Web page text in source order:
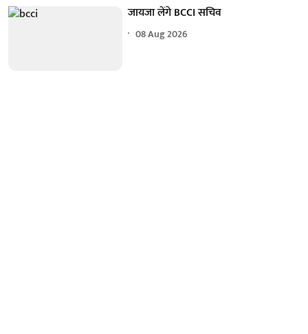
जायजा लेंगे BCCI सचिव
08 Aug 2026